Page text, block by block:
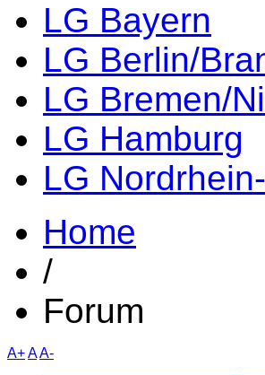
LG Bayern
LG Berlin/
LG Bremen/
LG Hamburg
LG
Home
/
Forum
A+AA-